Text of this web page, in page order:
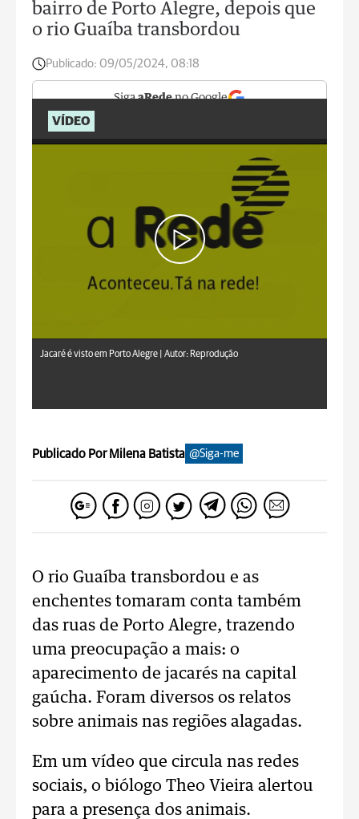
bairro de Porto Alegre, depois que
o rio Guaíba transbordou
Publicado: 09/05/2024, 08:18
SigaaRedeno Google
VÍDEO
Jacaré é visto em Porto Alegre | Autor: Reprodução
Publicado Por Milena Batista @Siga-me
O rio Guaíba transbordou e as
enchentes tomaram conta também
das ruas de Porto Alegre, trazendo
uma preocupação a mais: o
aparecimento de jacarés na capital
gaúcha. Foram diversos os relatos
sobre animais nas regiões alagadas.
Em um vídeo que circula nas redes
sociais, o biólogo Theo Vieira alertou
para a presença dos animais.